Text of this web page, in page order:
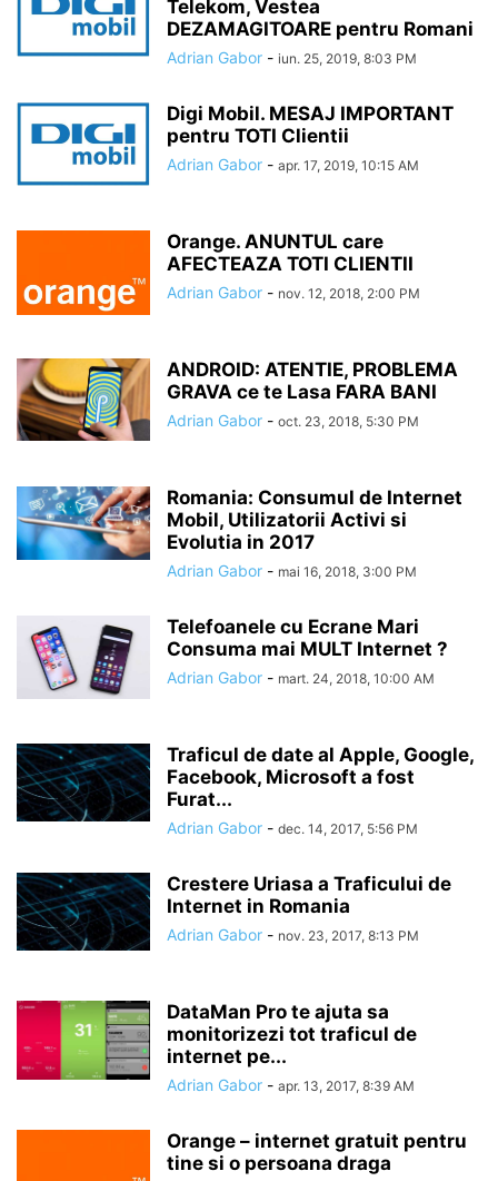
Telekom, Vestea
DEZAMAGITOARE pentru Romani
Adrian Gabor - iun. 25, 2019, 8:03 PM
Digi Mobil. MESAJ IMPORTANT
pentru TOTI Clientii
Adrian Gabor - apr. 17, 2019, 10:15 AM
Orange. ANUNTUL care
AFECTEAZA TOTI CLIENTII
Adrian Gabor - nov. 12, 2018, 2:00 PM
ANDROID: ATENTIE, PROBLEMA
GRAVA ce te Lasa FARA BANI
Adrian Gabor - oct. 23, 2018, 5:30 PM
Romania: Consumul de Internet
Mobil, Utilizatorii Activi si
Evolutia in 2017
Adrian Gabor - mai 16, 2018, 3:00 PM
Telefoanele cu Ecrane Mari
Consuma mai MULT Internet ?
Adrian Gabor - mart. 24, 2018, 10:00 AM
Traficul de date al Apple, Google,
Facebook, Microsoft a fost
Furat...
Adrian Gabor - dec. 14, 2017, 5:56 PM
Crestere Uriasa a Traficului de
Internet in Romania
Adrian Gabor - nov. 23, 2017, 8:13 PM
DataMan Pro te ajuta sa
monitorizezi tot traficul de
internet pe...
Adrian Gabor - apr. 13, 2017, 8:39 AM
Orange – internet gratuit pentru
tine si o persoana draga